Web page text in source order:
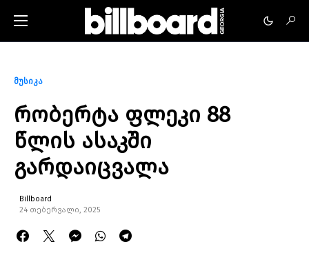
მუსიკა
რობერტა ფლეკი 88
წლის ასაკში
გარდაიცვალა
Billboard
24 თებერვალი, 2025